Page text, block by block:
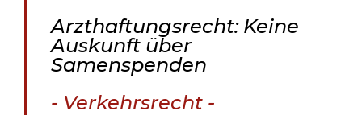
Arzthaftungsrecht: Keine
Auskunft über
Samenspenden
- Verkehrsrecht -